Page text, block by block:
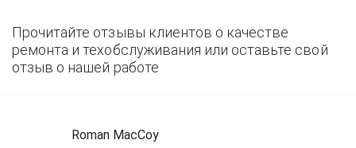
Прочитайте отзывы клиентов о качестве
ремонта и техобслуживания или оставьте свой
отзыв о нашей работе
Roman MacCoy